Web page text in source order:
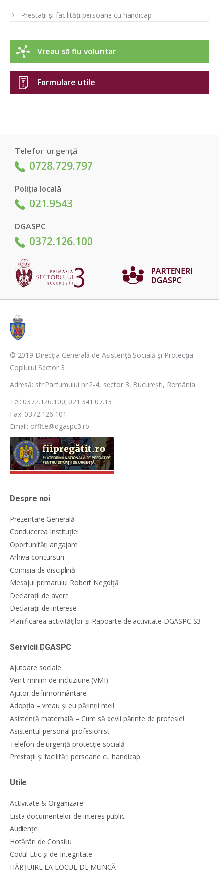
Prestații și facilități persoane cu handicap
Vreau să fiu voluntar
Formulare utile
Telefon urgență
0728.729.797
Poliția locală
021.9543
DGASPC
0372.126.100
© 2019 Direcţia Generală de Asistenţă Socială şi Protecţia
Copilului Sector 3
Adresă: str.Parfumului nr.2-4, sector 3, București, România
Tel: 0372.126.100; 021.341.07.13
Fax: 0372.126.101
Email: office@dgaspc3.ro
Despre noi
Prezentare Generală
Conducerea Instituției
Oportunități angajare
Arhiva concursuri
Comisia de disciplină
Mesajul primarului Robert Negoiță
Declarații de avere
Declarații de interese
Planificarea activităților și Rapoarte de activitate DGASPC S3
Servicii DGASPC
Ajutoare sociale
Venit minim de incluziune (VMI)
Ajutor de înmormântare
Adopția – vreau și eu părinții mei!
Asistență maternală – Cum să devii părinte de profesie!
Asistentul personal profesionist
Telefon de urgență protecție socială
Prestații și facilități persoane cu handicap
Utile
Activitate & Organizare
Lista documentelor de interes public
Audiențe
Hotărâri de Consiliu
Codul Etic și de Integritate
HĂRȚUIRE LA LOCUL DE MUNCĂ